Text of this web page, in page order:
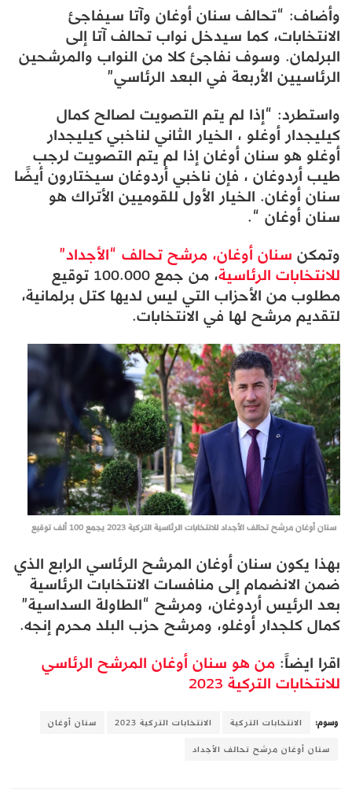
وأضاف: “تحالف سنان أوغان وآتا سيفاجئ
الانتخابات، كما سيدخل نواب تحالف آتا إلى
البرلمان. وسوف نفاجئ كلا من النواب والمرشحين
الرئاسيين الأربعة في البعد الرئاسي”
واستطرد: “إذا لم يتم التصويت لصالح كمال
كيليجدار أوغلو ، الخيار الثاني لناخبي كيليجدار
أوغلو هو سنان أوغان إذا لم يتم التصويت لرجب
طيب أردوغان ، فإن ناخبي أردوغان سيختارون أيضًا
سنان أوغان. الخيار الأول للقوميين الأتراك هو
سنان أوغان “.
وتمكنسنان أوغان، مرشح تحالف “الأجداد”
للانتخابات الرئاسية ، من جمع 100.000 توقيع
مطلوب من الأحزاب التي ليس لديها كتل برلمانية،
لتقديم مرشح لها في الانتخابات.
سنان أوغان مرشح تحالف الأجداد للانتخابات الرئاسية التركية 2023 يجمع 100 ألف توقيع
بهذا يكون سنان أوغان المرشح الرئاسي الرابع الذي
ضمن الانضمام إلى منافسات الانتخابات الرئاسية
بعد الرئيس أردوغان، ومرشح “الطاولة السداسية”
كمال كلجدار أوغلو، ومرشح حزب البلد محرم إنجه.
اقرا ايضاً:من هو سنان أوغان المرشح الرئاسي
للانتخابات التركية 2023
وسوم: الانتخابات التركية الانتخابات التركية 2023
سنان أوغان
سنان أوغان مرشح تحالف الأجداد